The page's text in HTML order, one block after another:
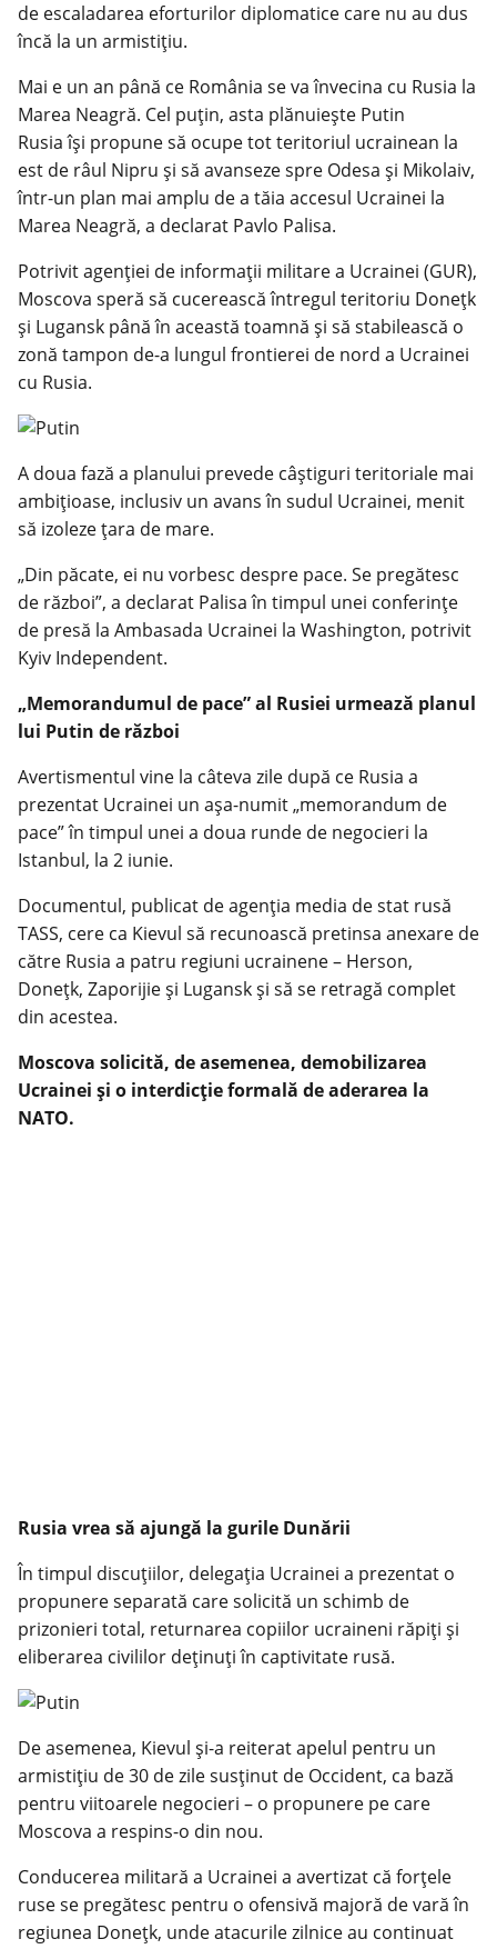
de escaladarea eforturilor diplomatice care nu au dus
încă la un armistițiu.
Mai e un an până ce România se va învecina cu Rusia la
Marea Neagră. Cel puțin, asta plănuiește Putin
Rusia își propune să ocupe tot teritoriul ucrainean la
est de râul Nipru și să avanseze spre Odesa și Mikolaiv,
într-un plan mai amplu de a tăia accesul Ucrainei la
Marea Neagră, a declarat Pavlo Palisa.
Potrivit agenției de informații militare a Ucrainei (GUR),
Moscova speră să cucerească întregul teritoriu Donețk
și Lugansk până în această toamnă și să stabilească o
zonă tampon de-a lungul frontierei de nord a Ucrainei
cu Rusia.
A doua fază a planului prevede câștiguri teritoriale mai
ambițioase, inclusiv un avans în sudul Ucrainei, menit
să izoleze țara de mare.
„Din păcate, ei nu vorbesc despre pace. Se pregătesc
de război”, a declarat Palisa în timpul unei conferințe
de presă la Ambasada Ucrainei la Washington, potrivit
Kyiv Independent.
„Memorandumul de pace” al Rusiei urmează planul
lui Putin de război
Avertismentul vine la câteva zile după ce Rusia a
prezentat Ucrainei un așa-numit „memorandum de
pace” în timpul unei a doua runde de negocieri la
Istanbul, la 2 iunie.
Documentul, publicat de agenția media de stat rusă
TASS, cere ca Kievul să recunoască pretinsa anexare de
către Rusia a patru regiuni ucrainene – Herson,
Donețk, Zaporijie și Lugansk și să se retragă complet
din acestea.
Moscova solicită, de asemenea, demobilizarea
Ucrainei și o interdicție formală de aderarea la
NATO.
Rusia vrea să ajungă la gurile Dunării
În timpul discuțiilor, delegația Ucrainei a prezentat o
propunere separată care solicită un schimb de
prizonieri total, returnarea copiilor ucraineni răpiți și
eliberarea civililor deținuți în captivitate rusă.
De asemenea, Kievul și-a reiterat apelul pentru un
armistițiu de 30 de zile susținut de Occident, ca bază
pentru viitoarele negocieri – o propunere pe care
Moscova a respins-o din nou.
Conducerea militară a Ucrainei a avertizat că forțele
ruse se pregătesc pentru o ofensivă majoră de vară în
regiunea Donețk, unde atacurile zilnice au continuat